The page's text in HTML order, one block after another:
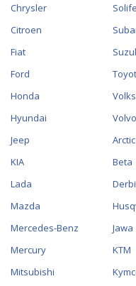
Chrysler
Citroen
Fiat
Ford
Honda
Hyundai
Jeep
KIA
Lada
Mazda
Mercedes-Benz
Mercury
Mitsubishi
Volvo
Beta
Derbi
Jawa
KTM